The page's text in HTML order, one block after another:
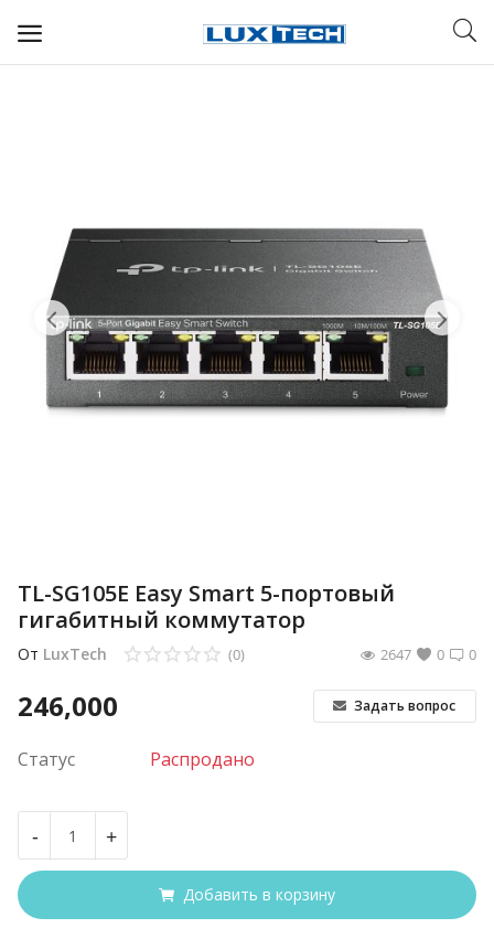
ДЛЯ ОПЕРАТОРОВ СВЯЗИ
Прочее
Избранное
Контакты
TL-SG105E Easy Smart 5-портовый
гигабитный коммутатор
От LuxTech 0
(0) 0
2647
246,000 Задать вопрос
Статус Распродано
- +
Добавить в корзину